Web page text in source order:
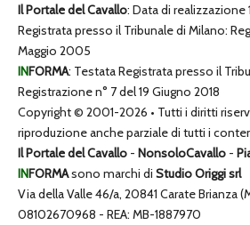
Il Portale del Cavallo: Data di realizzazione
Registrata presso il Tribunale di Milano:
Maggio 2005
INFORMA: Testata Registrata presso il
Registrazione n° 7 del 19 Giugno 2018
Copyright © 2001-2026 • Tutti i diritti
riproduzione anche parziale di tutti i
Il Portale del Cavallo - NonsoloCavallo -
INFORMAsono marchi di Studio Origgi srl
Via della Valle 46/a, 20841 Carate Brianza
08102670968 - REA: MB-1887970